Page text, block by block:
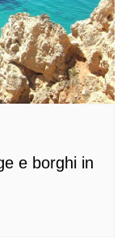
e borghi in